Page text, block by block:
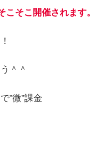
そこ開催されます。
＾＾
”微”課金